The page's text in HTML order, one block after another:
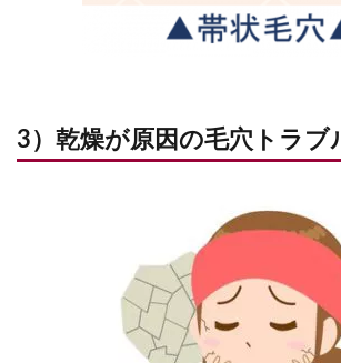
3）乾燥が原因の毛穴トラブ